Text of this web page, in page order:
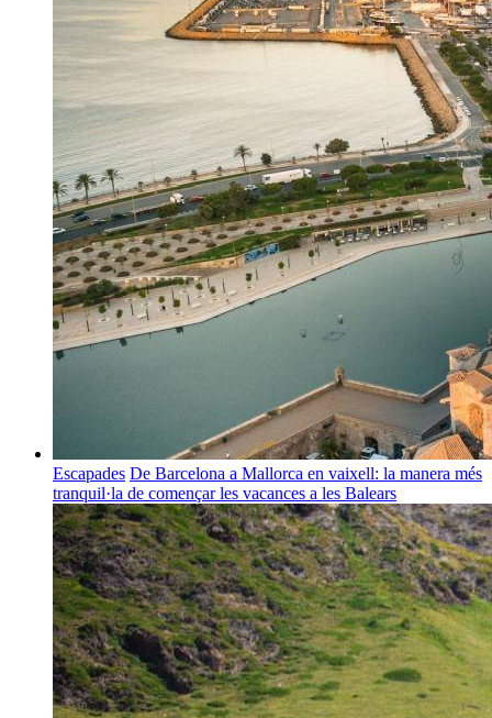
Escapades De Barcelona a Mallorca en vaixell: la manera més
tranquil·la de començar les vacances a les Balears